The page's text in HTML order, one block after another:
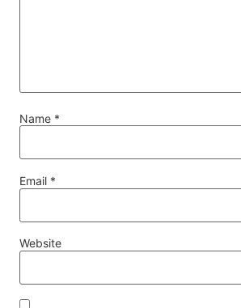
Name *
Email *
Website